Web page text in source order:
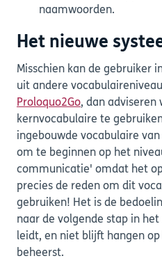
naamwoorden.
Het nieuwe
Misschien kan de gebruiker
uit andere
Proloquo2Go, dan adviseren
kernvocabulaire te
ingebouwde vocabulaire
om te beginnen op het
communicatie' omdat het
precies de reden om dit
gebruiken! Het is de
naar de volgende stap in
leidt, en niet blijft hangen
beheerst.